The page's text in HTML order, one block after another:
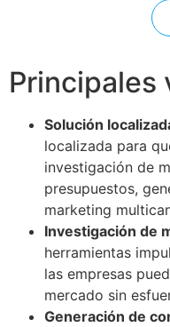
Principales
Solución
localizada para
investigación de
presupuestos,
marketing
Investigación de
herramientas
las empresas
mercado sin
Generación de